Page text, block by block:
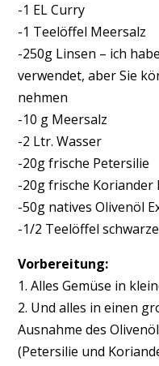
-1 EL Curry
-1 Teelöffel Meersalz
-250g Linsen – ich
verwendet, aber Sie
nehmen
-10 g Meersalz
-2 Ltr. Wasser
-20g frische Petersilie
-20g frische Koriander
-50g natives Olivenöl
-1/2 Teelöffel
Vorbereitung:
1. Alles Gemüse in
2. Und alles in einen
Ausnahme des
(Petersilie und